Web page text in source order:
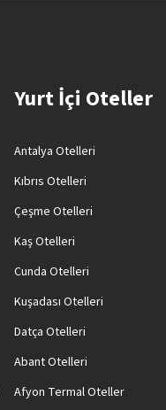
Yurt İçi Oteller
Antalya Otelleri
Kıbrıs Otelleri
Çeşme Otelleri
Kaş Otelleri
Cunda Otelleri
Kuşadası Otelleri
Datça Otelleri
Abant Otelleri
Afyon Termal Oteller